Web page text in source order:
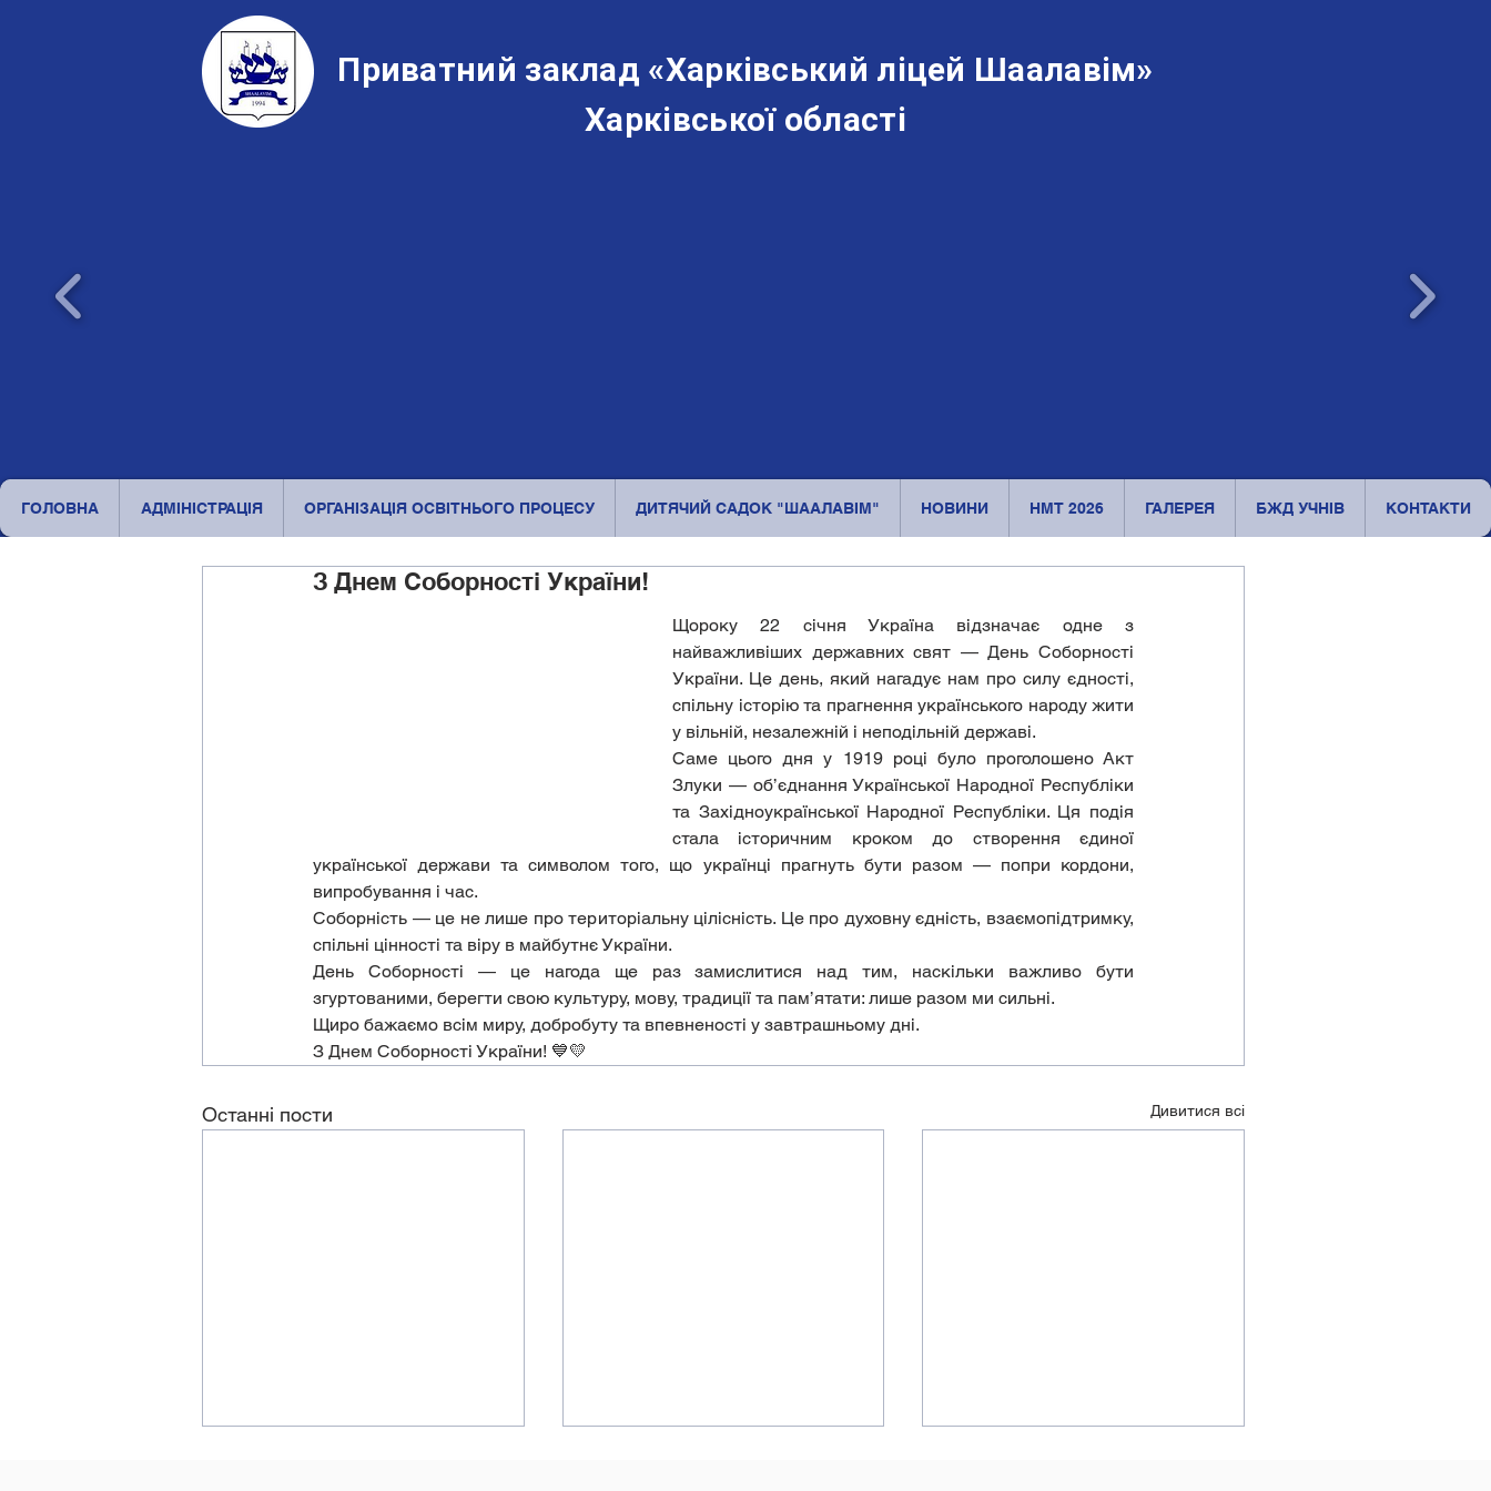
Приватний заклад «‎Харківський ліцей Шаалавім»
Харківської області
ГОЛОВНА АДМІНІСТРАЦІЯ ОРГАНІЗАЦІЯ ОСВІТНЬОГО ПРОЦЕСУ ДИТЯЧИЙ САДОК "ШААЛАВІМ" НОВИНИ НМТ 2026 ГАЛЕРЕЯ БЖД УЧНІВ КОНТАКТИ
З Днем Соборності України!
Щороку 22 січня Україна відзначає одне з
найважливіших державних свят — День Соборності
України. Це день, який нагадує нам про силу єдності,
спільну історію та прагнення українського народу жити
у вільній, незалежній і неподільній державі.
Саме цього дня у 1919 році було проголошено Акт
Злуки — об’єднання Української Народної Республіки
та Західноукраїнської Народної Республіки. Ця подія
стала історичним кроком до створення єдиної
української держави та символом того, що українці прагнуть бути разом — попри кордони,
випробування і час.
Соборність — це не лише про територіальну цілісність. Це про духовну єдність, взаємопідтримку,
спільні цінності та віру в майбутнє України.
День Соборності — це нагода ще раз замислитися над тим, наскільки важливо бути
згуртованими, берегти свою культуру, мову, традиції та пам’ятати: лише разом ми сильні.
Щиро бажаємо всім миру, добробуту та впевненості у завтрашньому дні.
З Днем Соборності України! 💙💛
Останні пости Дивитися всі